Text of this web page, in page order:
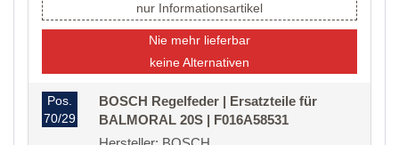
nur Informationsartikel
Nie mehr lieferbar
keine Alternativen
Pos.
70/29
BOSCH Regelfeder | Ersatzteile für
BALMORAL 20S | F016A58531